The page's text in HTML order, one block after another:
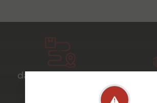
darmowa dostawa